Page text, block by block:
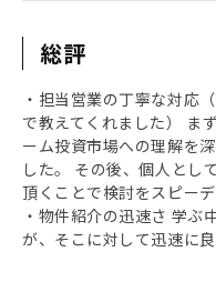
総評
・担当営業の丁寧な対応
で教えてくれました） ま
ーム投資市場への理解を
した。 その後、個人とし
頂くことで検討をスピー
・物件紹介の迅速さ 学ぶ
が、そこに対して迅速に